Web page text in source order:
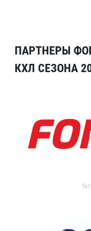
ПАРТНЕРЫ
КХЛ СЕЗОНА